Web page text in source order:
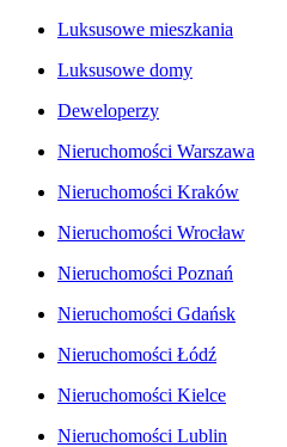
Luksusowe mieszkania
Luksusowe domy
Deweloperzy
Nieruchomości Warszawa
Nieruchomości Kraków
Nieruchomości Wrocław
Nieruchomości Poznań
Nieruchomości Gdańsk
Nieruchomości Łódź
Nieruchomości Kielce
Nieruchomości Lublin